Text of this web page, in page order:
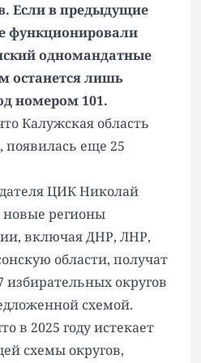
Если в предыдущие
функционировали
одномандатные
останется лишь
номером 101.
Калужская область
, появилась еще 25
ЦИК Николай
новые регионы
включая ДНР, ЛНР,
области, получат
округов
схемой.
в 2025 году истекает
схемы округов,